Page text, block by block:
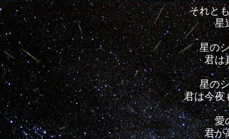
それと
星
星の
君は
星の
君は今夜
愛
君が